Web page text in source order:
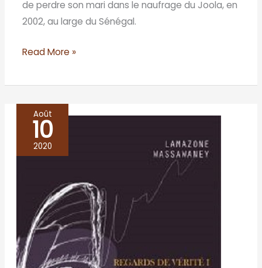
de perdre son mari dans le naufrage du Joola, en
2002, au large du Sénégal.
Read More »
Août
10
2020
candeur
Lamazone
Wassawaney